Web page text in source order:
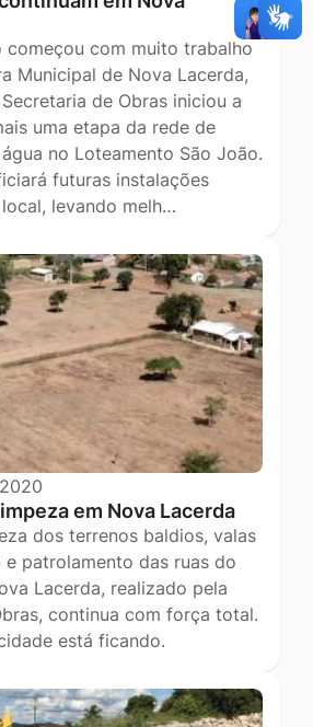
começou com muito trabalho
Municipal de Nova Lacerda,
de Obras iniciou a
uma etapa da rede de
no Loteamento São João.
futuras instalações
levando melh…
em Nova Lacerda
dos terrenos baldios, valas
e patrolamento das ruas do
Lacerda, realizado pela
continua com força total.
cidade está ficando.